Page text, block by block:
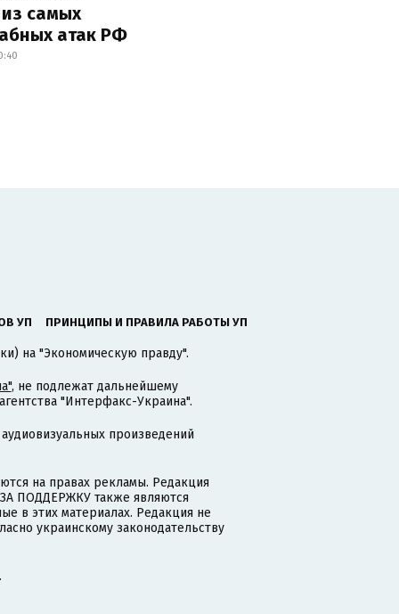
самых
атак РФ
УП ПРИНЦИПЫ И ПРАВИЛА РАБОТЫ УП
на "Экономическую правду".
, не подлежат дальнейшему
"Интерфакс-Украина".
произведений
на правах рекламы. Редакция
ПОДДЕРЖКУ также являются
в этих материалах. Редакция не
украинскому законодательству